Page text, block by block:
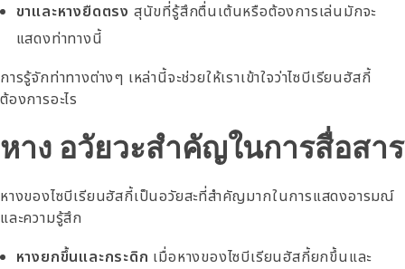
ขาและหางยืดตรง สุนัขที่รู้สึกตื่นเต้นหรือต้องการเล่นมักจะ
แสดงท่าทางนี้
การรู้จักท่าทางต่างๆ เหล่านี้จะช่วยให้เราเข้าใจว่าไซบีเรียนฮัสกี้
ต้องการอะไร
หาง อวัยวะสำคัญในการสื่อสาร
หางของไซบีเรียนฮัสกี้เป็นอวัยสะที่สำคัญมากในการแสดงอารมณ์
และความรู้สึก
หางยกขึ้นและกระดิก เมื่อหางของไซบีเรียนฮัสกี้ยกขึ้นและ